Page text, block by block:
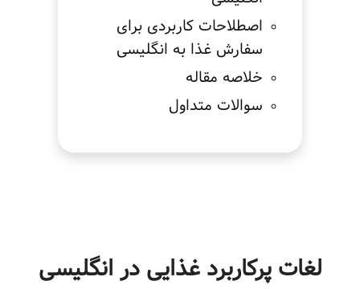
اصطلاحات کاربردی برای
سفارش غذا به انگلیسی
خلاصه مقاله
سوالات متداول
لغات پرکاربرد غذایی در انگلیسی